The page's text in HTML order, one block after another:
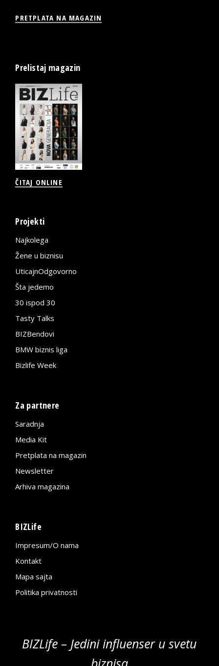
PRETPLATA NA MAGAZIN
Prelistaj magazin
ČITAJ ONLINE
Projekti
Najkolega
Žene u biznisu
UticajnOdgovorno
Šta jedemo
30 ispod 30
Tasty Talks
BIZBendovi
BMW biznis liga
Bizlife Week
Za partnere
Saradnja
Media Kit
Pretplata na magazin
Newsletter
Arhiva magazina
BIZLife
Impresum/O nama
Kontakt
Mapa sajta
Politika privatnosti
BIZLife – Jedini influenser u svetu